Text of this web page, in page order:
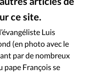
réveil
Monde
Aujourd'hui
Trait d'Ixène
ce site.
©Alliance Presse
Luis
(en photo avec le
par de nombreux
pape François se